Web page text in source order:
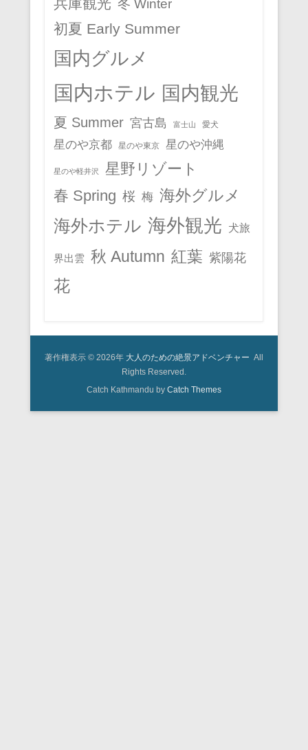
兵庫観光 冬 Winter
初夏 Early Summer
国内グルメ
国内ホテル 国内観光
夏 Summer 宮古島 富士山 愛犬
星のや京都 星のや東京 星のや沖縄
星のや軽井沢
星野リゾート
春 Spring 桜 梅 海外グルメ
海外ホテル 海外観光 犬旅
界出雲 秋 Autumn 紅葉 紫陽花
花
著作権表示 © 2026年 大人のための絶景アドベンチャー All
Rights Reserved.
Catch Kathmandu by Catch Themes